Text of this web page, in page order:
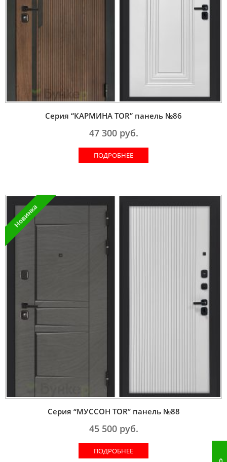
Серия “КАРМИНА TOR” панель №86
47 300руб.
ПОДРОБНЕЕ
Новинка
Серия “МУССОН TOR” панель №88
45 500руб.
ПОДРОБНЕЕ